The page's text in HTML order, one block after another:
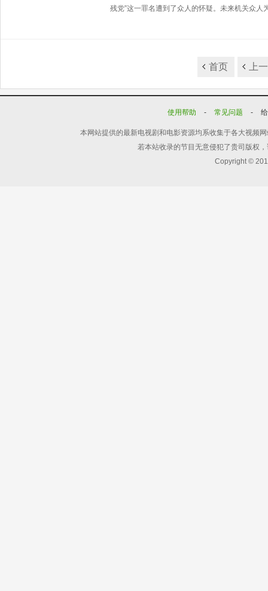
残党”这一罪名遭到了众人的怀疑。未来机关众
首页 上
使用帮助 - 常见问题 -
本网站提供的最新电视剧和电影资源均系收集于各大视频
若本站收录的节目无意侵犯了贵司版权
Copyright ©